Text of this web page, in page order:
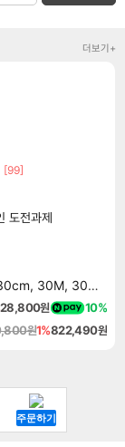
더보기+
[99]
도전과제
30M, 30롤, 2팩
28,800원 10%
원1%822,490원